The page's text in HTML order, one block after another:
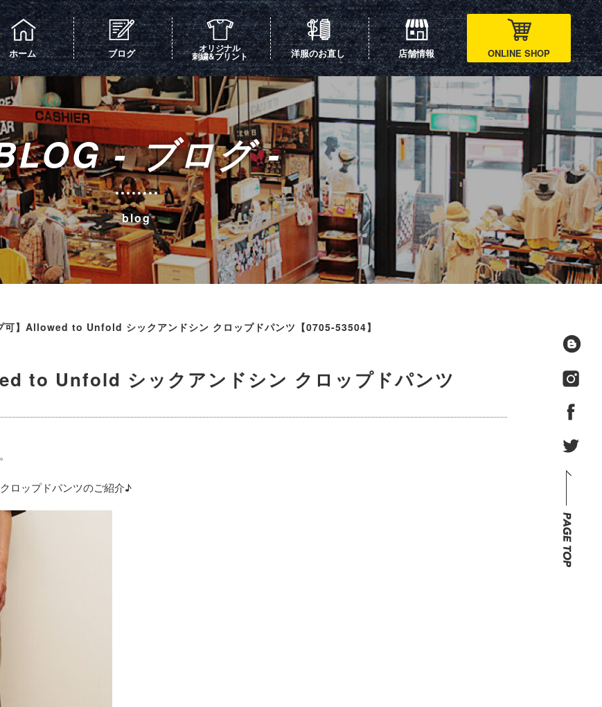
ホーム ブログ オリジナル
刺繍&プリント 洋服のお直し 店舗情報 ONLINE SHOP
- ブログ -
blog
可】Allowed to Unfold シックアンドシン クロップドパンツ【0705-53504】
to Unfold シックアンドシン クロップドパンツ
ロップドパンツのご紹介♪